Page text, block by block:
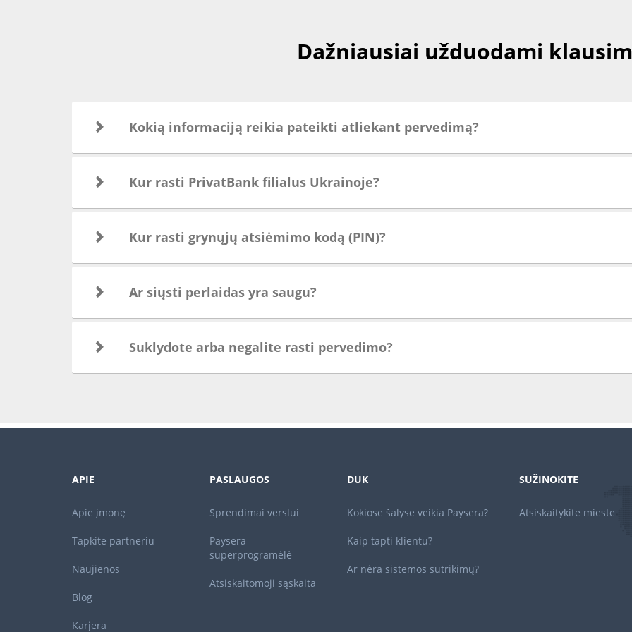
Dažniausiai užduodami
Kokią informaciją reikia pateikti atliekant pervedimą?
Kur rasti PrivatBank filialus Ukrainoje?
Kur rasti grynųjų atsiėmimo kodą (PIN)?
Ar siųsti perlaidas yra saugu?
Suklydote arba negalite rasti pervedimo?
APIE
Apie įmonę
Tapkite partneriu
Naujienos
Blog
Karjera
PASLAUGOS
Sprendimai verslui
Paysera
superprogramėlė
Atsiskaitomoji sąskaita
DUK
Kokiose šalyse veikia Paysera?
Kaip tapti klientu?
Ar nėra sistemos sutrikimų?
SUŽINOKITE
Atsiskaitykite mieste